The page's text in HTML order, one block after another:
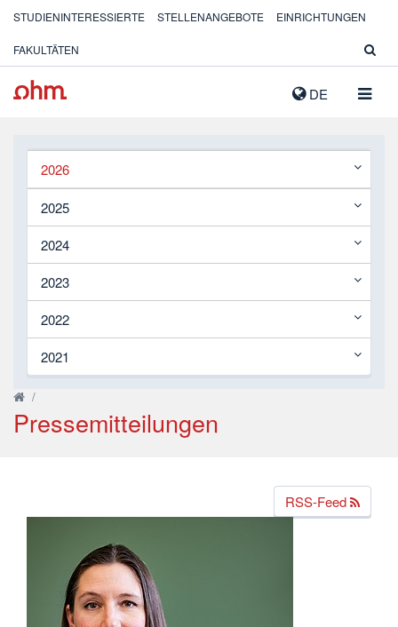
DE
STUDIENINTERESSIERTE STELLENANGEBOTE EINRICHTUNGEN
FAKULTÄTEN
2026
2025
2024
2023
2022
2021
/
Pressemitteilungen
RSS-Feed